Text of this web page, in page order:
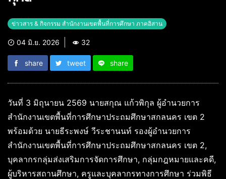
ข่าวสาร & กิจกรรม สำนักงานเขตพื้นที่การศึกษา ภาคอิสาน
04 มิ.ย. 2026 32
share tweet share
วันที่ 3 มิถุนายน 2569 นายสกุณ แก้วพิกุล ผู้อำนวยการ
สำนักงานเขตพื้นที่การศึกษาประถมศึกษาสกลนคร เขต 2
พร้อมด้วย นายธีระพงษ์ วีระชานนท์ รองผู้อำนวยการ
สำนักงานเขตพื้นที่การศึกษาประถมศึกษาสกลนคร เขต 2,
บุคลากรกลุ่มส่งเสริมการจัดการศึกษา, กลุ่มกฎหมายและคดี,
ผู้บริหารสถานศึกษา, ครูและบุคลากรทางการศึกษา ร่วมพิธี